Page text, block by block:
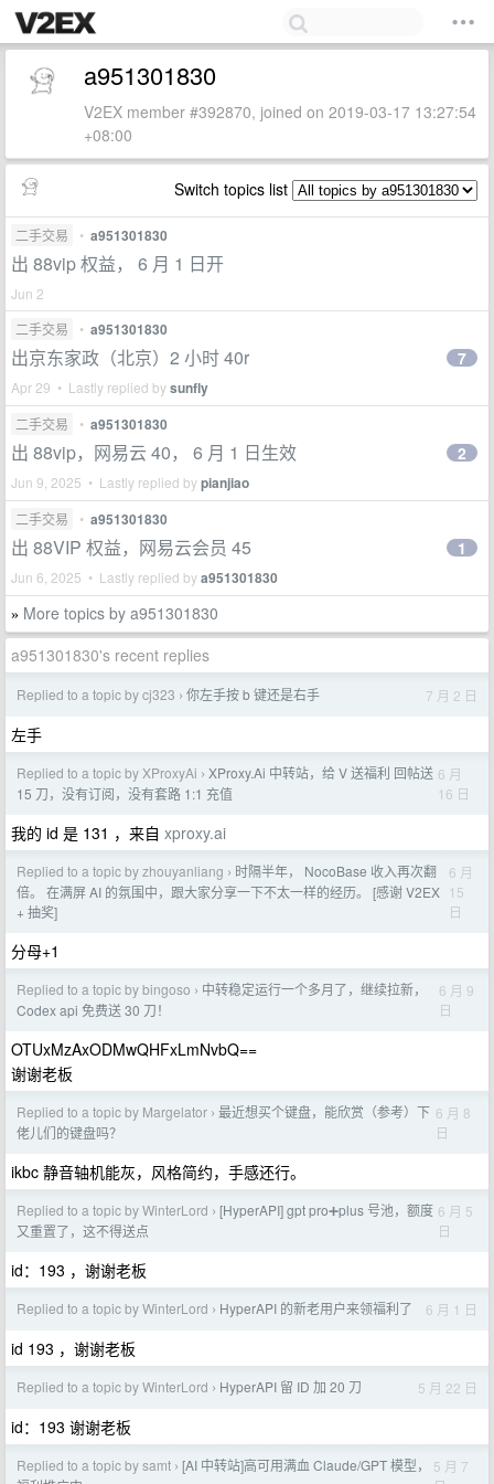
a951301830
V2EX member #392870, joined on 2019-03-17 13:27:54
+08:00
Switch topics list
二手交易 • a951301830
出 88vip 权益， 6 月 1 日开
Jun 2
二手交易
• a951301830
出京东家政（北京）2 小时 40r
Apr 29 • Lastly replied bysunfly
7
二手交易 • a951301830
出 88vip，网易云 40， 6 月 1 日生效
Jun 9, 2025 • Lastly replied bypianjiao
2
二手交易 • a951301830
出 88VIP 权益，网易云会员 45
Jun 6, 2025 • Lastly replied bya951301830
1
» More topics by a951301830
a951301830's recent replies
Replied to a topic by cj323 › 你左手按 b 键还是右手 7 月 2 日
左手
Replied to a topic by XProxyAi › XProxy.Ai 中转站，给 V 送福利 回帖送
15 刀，没有订阅，没有套路 1:1 充值
6 月
16 日
我的 id 是 131 ，来自 xproxy.ai
Replied to a topic by zhouyanliang › 时隔半年， NocoBase 收入再次翻
倍。 在满屏 AI 的氛围中，跟大家分享一下不太一样的经历。 [感谢 V2EX
+ 抽奖]
6 月
15
日
分母+1
Replied to a topic by bingoso › 中转稳定运行一个多月了，继续拉新，
Codex api 免费送 30 刀！
6 月 9
日
OTUxMzAxODMwQHFxLmNvbQ==
谢谢老板
Replied to a topic by Margelator › 最近想买个键盘，能欣赏（参考）下
佬儿们的键盘吗？
6 月 8
日
ikbc 静音轴机能灰，风格简约，手感还行。
Replied to a topic by WinterLord › [HyperAPI] gpt pro➕plus 号池，额度
又重置了，这不得送点
6 月 5
日
id：193 ，谢谢老板
Replied to a topic by WinterLord › HyperAPI 的新老用户来领福利了 6 月 1 日
id 193 ，谢谢老板
Replied to a topic by WinterLord › HyperAPI 留 ID 加 20 刀 5 月 22 日
id：193 谢谢老板
Replied to a topic by samt › [AI 中转站]高可用满血 Claude/GPT 模型，
5 月 7